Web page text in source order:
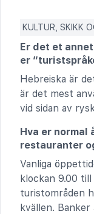
KULTUR, SKIKK
Er det et
er
Hebreiska är
är det mest
vid sidan av
Hva er normal
restauranter
Vanliga
klockan 9.00
turistområden
kvällen.